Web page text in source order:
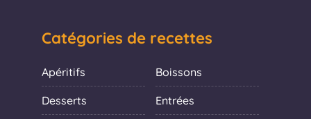
Catégories de recettes
Apéritifs Boissons
Desserts Entrées